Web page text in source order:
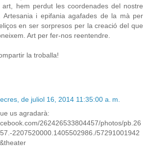
hem perdut les coordenades del nostre
Artesania i epifania agafades de la mà per
en ser sorpresos per la creació del que
Art per fer-nos reentendre.
la troballa!
de juliol 16, 2014 11:35:00 a. m.
us agradarà:
262426533804457/photos/pb.26
2207520000.1405502986./57291001942